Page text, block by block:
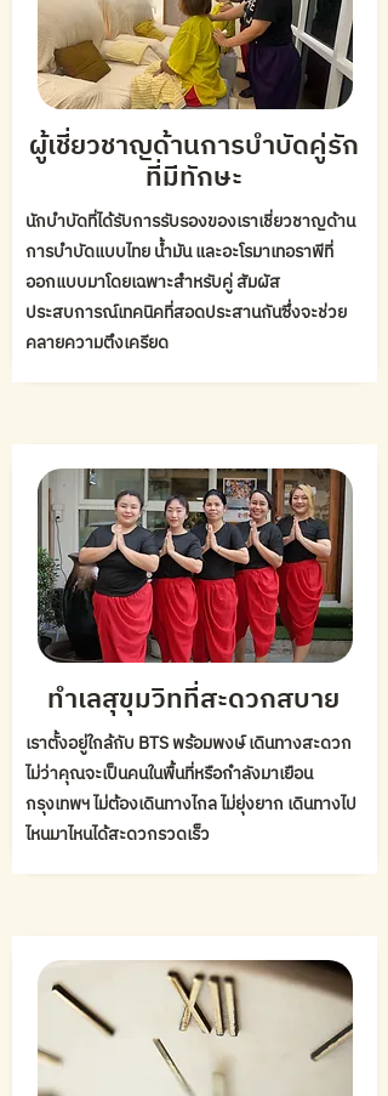
ผู้เชี่ยวชาญด้านการบำบัดคู่รัก
ที่มีทักษะ
นักบำบัดที่ได้รับการรับรองของเราเชี่ยวชาญด้าน
การบำบัดแบบไทย น้ำมัน และอะโรมาเทอราพีที่
ออกแบบมาโดยเฉพาะสำหรับคู่ สัมผัส
ประสบการณ์เทคนิคที่สอดประสานกันซึ่งจะช่วย
คลายความตึงเครียด
ทำเลสุขุมวิทที่สะดวกสบาย
เราตั้งอยู่ใกล้กับ BTS พร้อมพงษ์ เดินทางสะดวก
ไม่ว่าคุณจะเป็นคนในพื้นที่หรือกำลังมาเยือน
กรุงเทพฯ ไม่ต้องเดินทางไกล ไม่ยุ่งยาก เดินทางไป
ไหนมาไหนได้สะดวกรวดเร็ว